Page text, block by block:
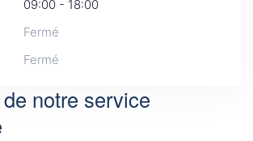
09:00 - 18:00
Fermé
Fermé
notre service